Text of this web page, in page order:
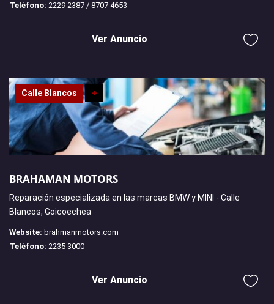
Teléfono: 2229 2387 / 8707 4653
Ver Anuncio
Calle Blancos +
BRAHAMAN MOTORS
Reparación especializada en las marcas BMW y MINI - Calle
Blancos, Goicoechea
Website: brahmanmotors.com
Teléfono: 2235 3000
Ver Anuncio